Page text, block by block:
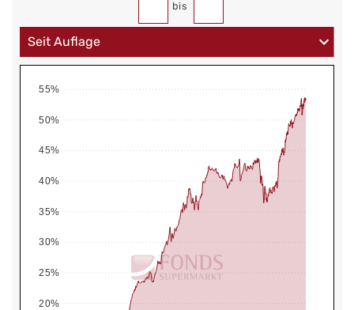
bis
20%
25%
30%
35%
40%
45%
50%
55%